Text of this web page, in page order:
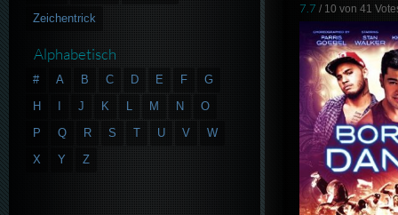
7.7 / 10 von41
Zeichentrick
Alphabetisch
# A B C D E F
G
H
J K L M N
O
P
Q R S T U V
W
X
Y Z